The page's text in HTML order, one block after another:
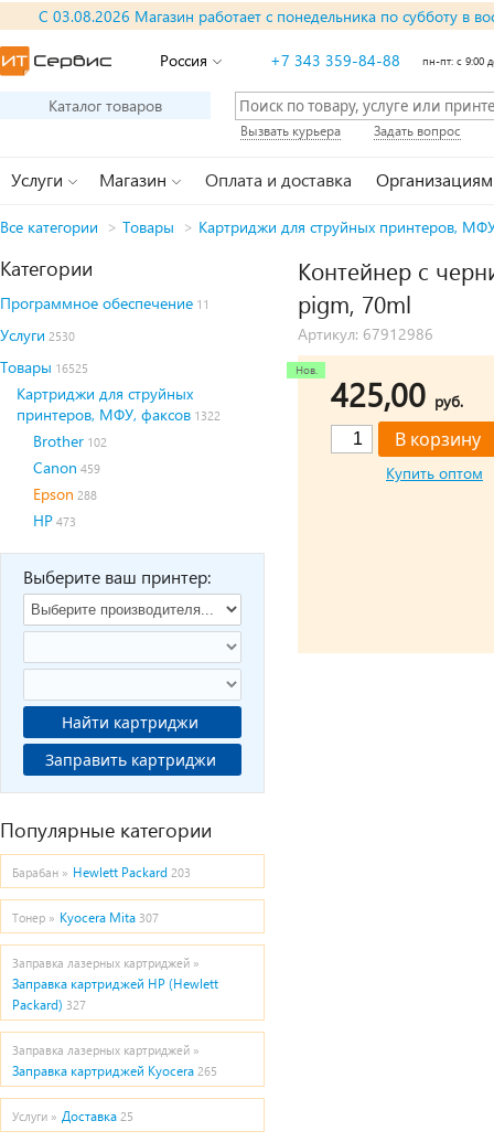
С 03.08.2026 Магазин работает с понедельника по субботу в
Россия +7 343 359-84-88 пн-пт: с 9:00
Каталог товаров
Вызвать курьера Задать вопрос
Услуги Магазин Оплата и доставка Организациям
Все категории > Товары > Картриджи для струйных принтеров,
Категории
Программное обеспечение 11
Услуги 2530
Товары 16525
Картриджи для струйных
принтеров, МФУ, факсов 1322
Brother 102
Canon 459
Epson 288
HP 473
Выберите ваш принтер:
Найти картриджи
Заправить картриджи
Популярные категории
Барабан » Hewlett Packard 203
Тонер » Kyocera Mita 307
Заправка лазерных картриджей »
Заправка картриджей HP (Hewlett
Packard) 327
Заправка лазерных картриджей »
Заправка картриджей Kyocera 265
Услуги » Доставка 25
Контейнер с
pigm, 70ml
Артикул: 67912986
425,00 руб.
Купить оптом